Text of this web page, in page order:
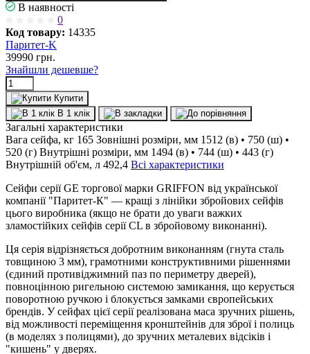
В наявності
0
Код товару: 14335
Паритет-K
39990 грн.
Знайшли дешевше?
Купити
В 1 клік
Загальні характеристики
Вага сейфа, кг 165 Зовнішні розміри, мм 1512 (в) • 750 (ш) •
520 (г) Внутрішні розміри, мм 1494 (в) • 744 (ш) • 443 (г)
Внутрішній об'єм, л 492,4 Всі характеристики
Сейфи серії GE торгової марки GRIFFON від української
компанії "Паритет-К" — кращі з лінійки збройових сейфів
цього виробника (якщо не брати до уваги важких
зламостійких сейфів серії CL в збройовому виконанні).
Ця серія відрізняється добротним виконанням (гнута сталь
товщиною 3 мм), грамотними конструктивними рішеннями
(єдиний противіджимний паз по периметру дверей),
повноцінною ригельною системою замикання, що керується
поворотною ручкою і блокується замками європейських
брендів. У сейфах цієї серії реалізована маса зручних рішень,
від можливості переміщення кронштейнів для зброї і полиць
(в моделях з полицями), до зручних металевих відсіків і
"кишень" у дверях.